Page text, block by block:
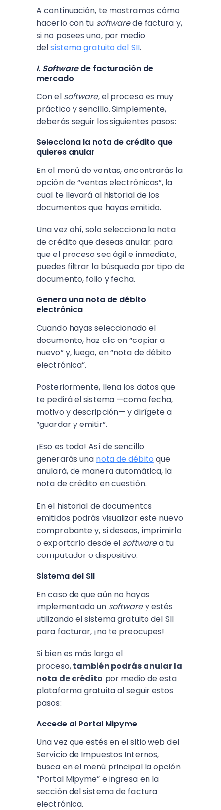
A continuación, te mostramos cómo
hacerlo con tu softwarede factura y,
si no posees uno, por medio
delsistema gratuito del SII.
I. Softwarede facturación de
mercado
Con el software, el proceso es muy
práctico y sencillo. Simplemente,
deberás seguir los siguientes pasos:
Selecciona la nota de crédito que
quieres anular
En el menú de ventas, encontrarás la
opción de “ventas electrónicas”, la
cual te llevará al historial de los
documentos que hayas emitido.
Una vez ahí, solo selecciona la nota
de crédito que deseas anular: para
que el proceso sea ágil e inmediato,
puedes filtrar la búsqueda por tipo de
documento, folio y fecha.
Genera una nota de débito
electrónica
Cuando hayas seleccionado el
documento, haz clic en “copiar a
nuevo” y, luego, en “nota de débito
electrónica”.
Posteriormente, llena los datos que
te pedirá el sistema —como fecha,
motivo y descripción— y dirígete a
“guardar y emitir”.
¡Eso es todo! Así de sencillo
generarás una nota de débito que
anulará, de manera automática, la
nota de crédito en cuestión.
En el historial de documentos
emitidos podrás visualizar este nuevo
comprobante y, si deseas, imprimirlo
o exportarlo desde el softwarea tu
computador o dispositivo.
Sistema del SII
En caso de que aún no hayas
implementado un softwarey estés
utilizando el sistema gratuito del SII
para facturar, ¡no te preocupes!
Si bien es más largo el
proceso,también podrás anular la
nota de crédito por medio de esta
plataforma gratuita al seguir estos
pasos:
Accede al Portal Mipyme
Una vez que estés en el sitio web del
Servicio de Impuestos Internos,
busca en el menú principal la opción
“Portal Mipyme” e ingresa en la
sección del sistema de factura
electrónica.